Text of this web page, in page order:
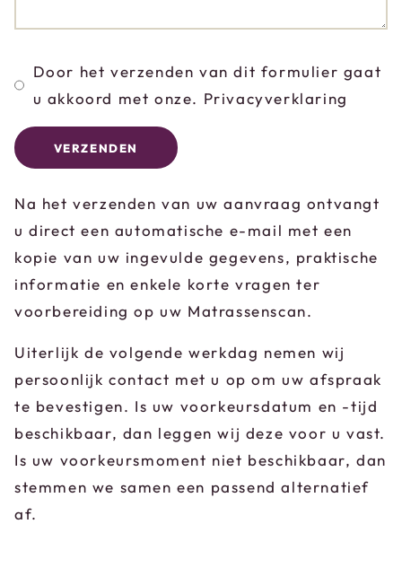
Door het verzenden van dit formulier gaat
u akkoord met onze. Privacyverklaring
VERZENDEN
Na het verzenden van uw aanvraag ontvangt
u direct een automatische e-mail met een
kopie van uw ingevulde gegevens, praktische
informatie en enkele korte vragen ter
voorbereiding op uw Matrassenscan.
Uiterlijk de volgende werkdag nemen wij
persoonlijk contact met u op om uw afspraak
te bevestigen. Is uw voorkeursdatum en -tijd
beschikbaar, dan leggen wij deze voor u vast.
Is uw voorkeursmoment niet beschikbaar, dan
stemmen we samen een passend alternatief
af.